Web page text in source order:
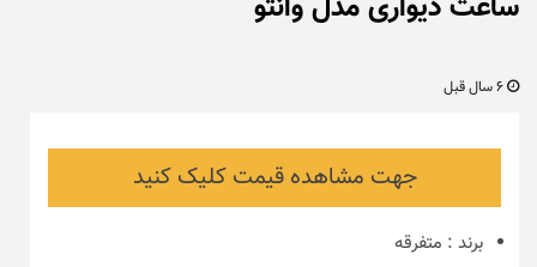
جهت مشاهده قیمت کلیک کنید
برند : متفرقه